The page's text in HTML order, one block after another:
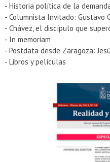
- Historia política de la
- Columnista Invitado: Gustavo
- Chávez, el discípulo que
- In memoriam
- Postdata desde Zaragoza:
- Libros y películas